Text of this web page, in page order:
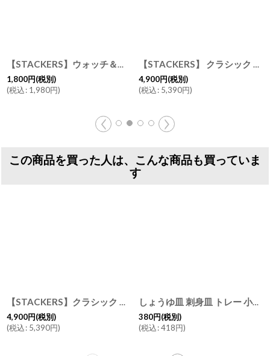
【STACKERS】ウォッチ＆ブレスレットパッド 時計＆ブレスレット用ミニクッション グレージュ グレイ グレイベージュ 3個仕切りに入る 時計＆ブレスレット用 ミニクッション スタッカーズ
1,800円(税別)
(税込: 1,980円)
【STACKERS】 クラシック ジュエリーボックス 5sec トープ グレージュTaupe スタッカーズ イギリス ロンドン
4,900円(税別)
(税込: 5,390円)
この商品を買った人は、こんな商品も買っていま
す
【STACKERS】クラシック ジュエリーボックス 25sec オートミール Oatmeal スタッカーズ ロンドン イギリス
4,900円(税別)
(税込: 5,390円)
しょうゆ皿 刺身皿 トレー 小皿 陶器 磁器 日本製
380円(税別)
(税込:418円)